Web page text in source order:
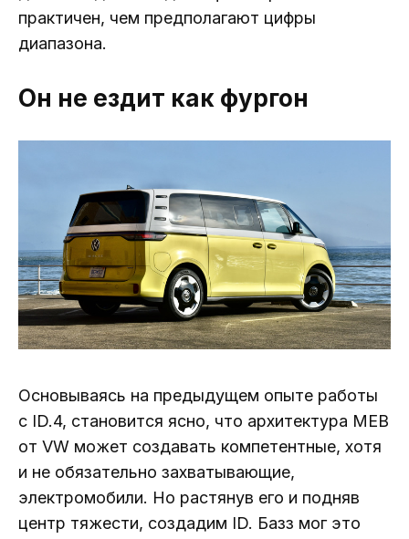
практичен, чем предполагают цифры
диапазона.
Он не ездит как фургон
Основываясь на предыдущем опыте работы
с ID.4, становится ясно, что архитектура MEB
от VW может создавать компетентные, хотя
и не обязательно захватывающие,
электромобили. Но растянув его и подняв
центр тяжести, создадим ID. Базз мог это